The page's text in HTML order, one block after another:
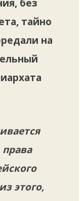
без
тайно
на
этого,